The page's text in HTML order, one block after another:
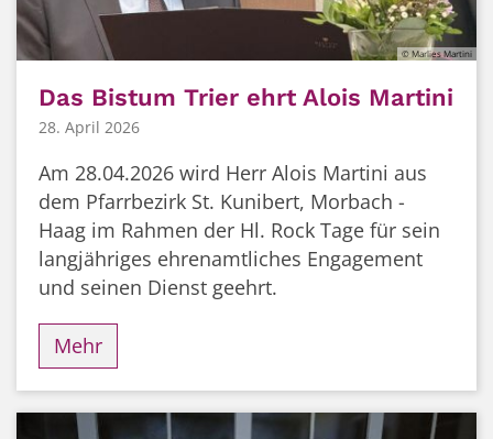
© Marlies Martini
Das Bistum Trier ehrt Alois Martini
28. April 2026
Am 28.04.2026 wird Herr Alois Martini aus
dem Pfarrbezirk St. Kunibert, Morbach -
Haag im Rahmen der Hl. Rock Tage für sein
langjähriges ehrenamtliches Engagement
und seinen Dienst geehrt.
Mehr